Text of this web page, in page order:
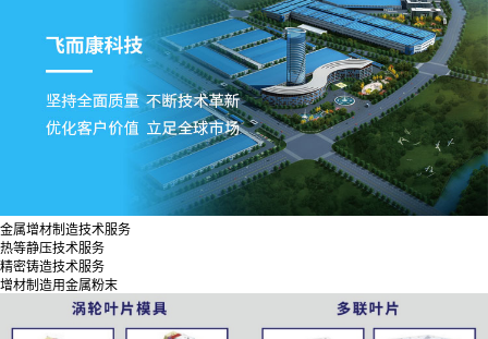
金属增材制造技术服务
热等静压技术服务
精密铸造技术服务
增材制造用金属粉末